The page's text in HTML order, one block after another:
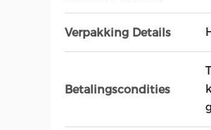
Verpakking Details
Betalingscondities